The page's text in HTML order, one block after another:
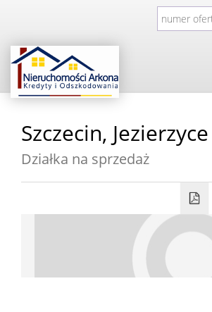
Szczecin, Jezierzyce
Działka na sprzedaż